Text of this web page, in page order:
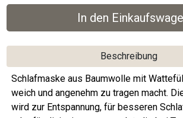
Beschreibung
Schlafmaske aus Baumwolle mit
weich und angenehm zu tragen macht.
wird zur Entspannung, für besseren